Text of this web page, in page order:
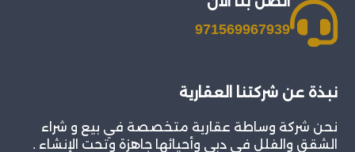
971569967939
نبذة عن شركتنا العقارية
نحن شركة وساطة عقارية متخصصة في بيع و شراء
الشقق والفلل في دبي وأحيائها جاهزة وتحت الإنشاء .